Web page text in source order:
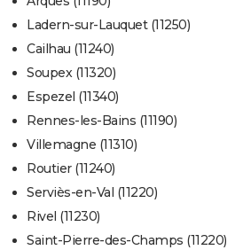
Ladern-sur-Lauquet (11250)
Cailhau (11240)
Soupex (11320)
Espezel (11340)
Rennes-les-Bains (11190)
Villemagne (11310)
Routier (11240)
Serviès-en-Val (11220)
Rivel (11230)
Saint-Pierre-des-Champs (11220)